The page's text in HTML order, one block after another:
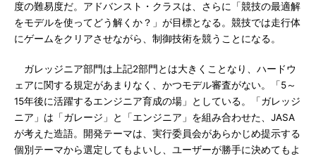
度の難易度だ。アドバンスト・クラスは、さらに「競技の最適解
をモデルを使ってどう解くか？」が目標となる。競技では走行体
にゲームをクリアさせながら、制御技術を競うことになる。
ガレッジニア部門は上記2部門とは大きくことなり、ハードウ
ェアに関する規定があまりなく、かつモデル審査がない。「5～
15年後に活躍するエンジニア育成の場」としている。「ガレッジ
ニア」は「ガレージ」と「エンジニア」を組み合わせた、JASA
が考えた造語。開発テーマは、実行委員会があらかじめ提示する
個別テーマから選定してもよいし、ユーザーが勝手に決めてもよ